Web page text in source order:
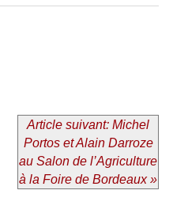
Article suivant: Michel
Portos et Alain Darroze
au Salon de l’Agriculture
à la Foire de Bordeaux »